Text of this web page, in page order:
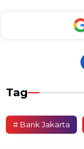
Tag
# Bank Jakarta